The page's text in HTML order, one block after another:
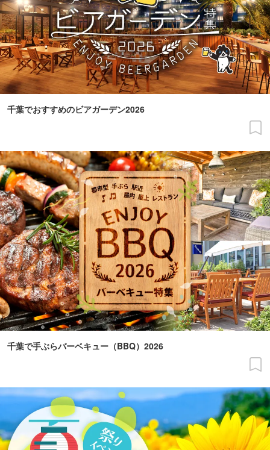
千葉でおすすめのビアガーデン2026
千葉で手ぶらバーベキュー（BBQ）2026